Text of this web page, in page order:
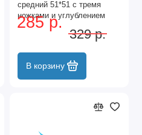
средний 51*51 с тремя
ножками и углублением
для штабелирования, цинк
285 р.
329 р.
В корзину